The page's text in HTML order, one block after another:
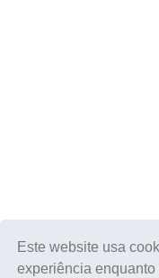
Este website usa
experiência enquanto